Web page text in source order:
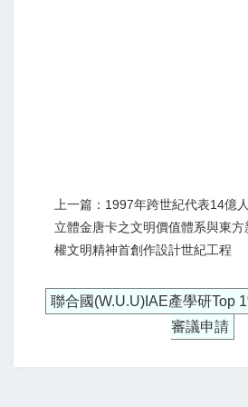
上一篇：1997年跨世紀代表14億
立體金唐卡之文明價值體系與東
權文明精神首創作設計世紀工程
聯合國(W.U.U)IAE產學研Top
審議申請